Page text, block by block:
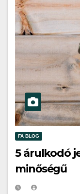
FA BLOG
5 árulkodó
minőségű